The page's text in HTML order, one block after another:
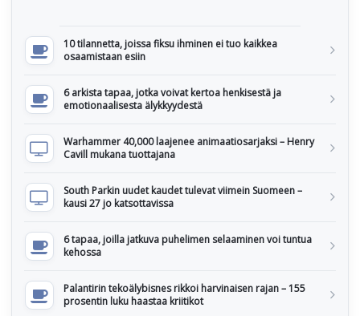
10 tilannetta, joissa fiksu ihminen ei tuo kaikkea
osaamistaan esiin
6 arkista tapaa, jotka voivat kertoa henkisestä ja
emotionaalisesta älykkyydestä
Warhammer 40,000 laajenee animaatiosarjaksi – Henry
Cavill mukana tuottajana
South Parkin uudet kaudet tulevat viimein Suomeen –
kausi 27 jo katsottavissa
6 tapaa, joilla jatkuva puhelimen selaaminen voi tuntua
kehossa
Palantirin tekoälybisnes rikkoi harvinaisen rajan – 155
prosentin luku haastaa kriitikot